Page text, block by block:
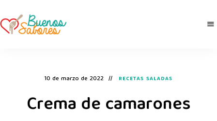
10 de marzo de 2022 RECETAS SALADAS
Crema de camarones